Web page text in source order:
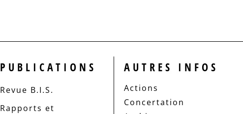
PUBLICATIONS
Revue B.I.S.
Rapports et
AUTRES INFOS
Actions
Concertation